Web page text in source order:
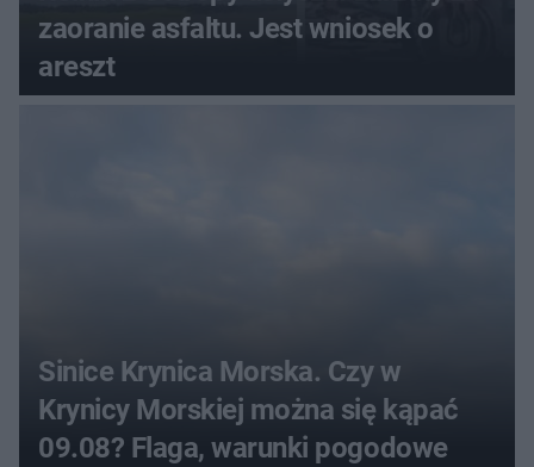
zaoranie asfaltu. Jest wniosek o
areszt
Sinice Krynica Morska. Czy w
Krynicy Morskiej można się kąpać
09.08? Flaga, warunki pogodowe